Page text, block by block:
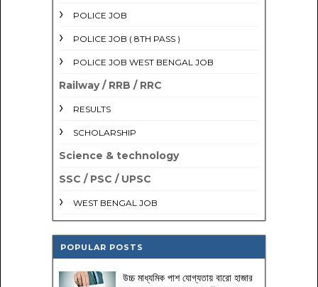
POLICE JOB
POLICE JOB ( 8TH PASS )
POLICE JOB WEST BENGAL JOB
Railway / RRB / RRC
RESULTS
SCHOLARSHIP
Science & technology
SSC / PSC / UPSC
WEST BENGAL JOB
POPULAR POSTS
উচ্চ মাধ্যমিক পাশ যোগ্যতায় বারো হাজার